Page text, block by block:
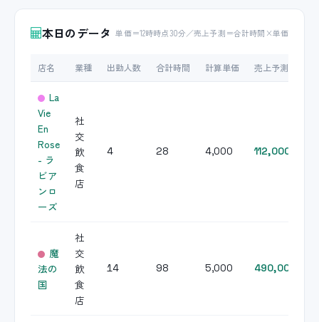
本日のデータ 単価＝12時時点30分／売上予測＝合計時間×単価
店名 業種 出勤人数 合計時間 計算単価 売上予測
La
Vie
En
Rose
- ラ
ビア
ンロ
ーズ
社
交
飲
食
店
4 28 4,000 112,000
魔
法の
国
社
交
飲
食
店
14 98 5,000 490,000